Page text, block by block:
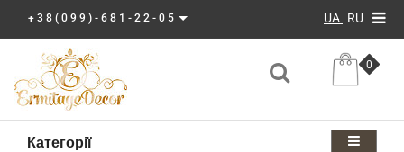
+38(099)-681-22-05 UA RU
0
Категорії